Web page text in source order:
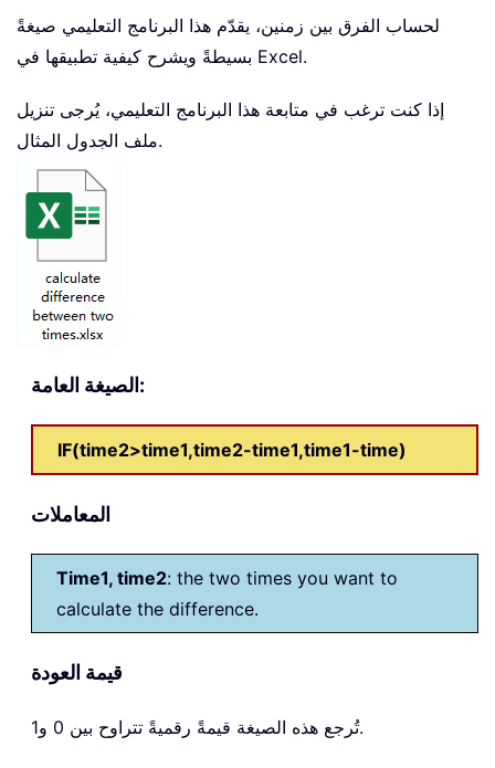
لحساب الفرق بين زمنين، يقدّم هذا البرنامج التعليمي صيغةً
بسيطةً ويشرح كيفية تطبيقها في Excel.
إذا كنت ترغب في متابعة هذا البرنامج التعليمي، يُرجى تنزيل
ملف الجدول المثال.
الصيغة العامة:
IF(time2>time1,time2-time1,time1-time)
المعاملات
Time1, time2: the two times you want to
calculate the difference.
قيمة العودة
تُرجع هذه الصيغة قيمةً رقميةً تتراوح بين 0 و1.